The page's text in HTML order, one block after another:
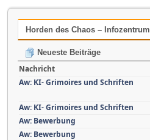
Horden des Chaos – Infozentrum
Neueste Beiträge
Nachricht
Aw: KI- Grimoires und Schriften
Aw: KI- Grimoires und Schriften
Aw: Bewerbung
Aw: Bewerbung